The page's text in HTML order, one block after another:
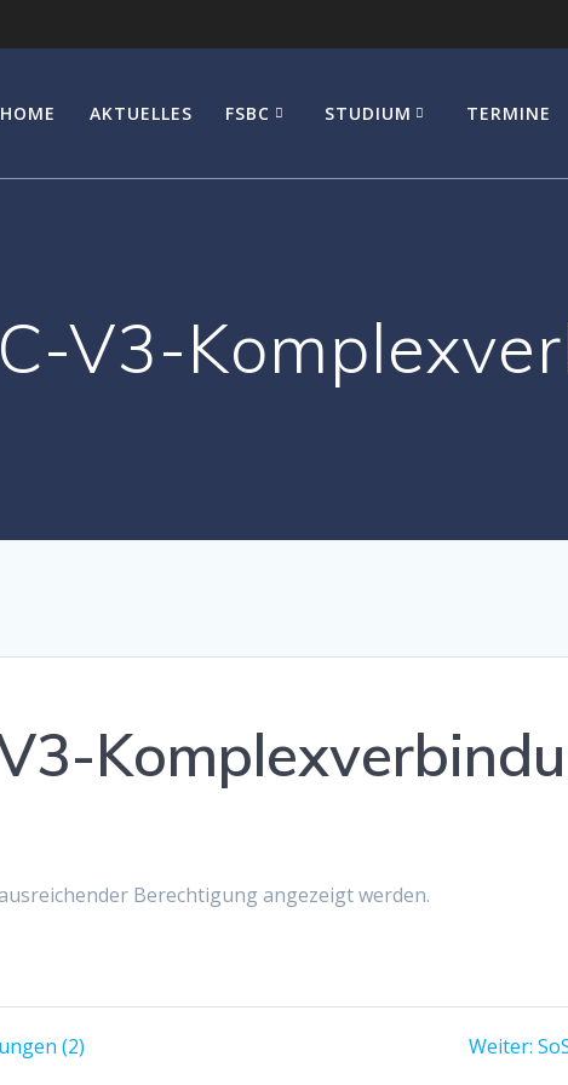
HOME AKTUELLES FSBC STUDIUM TERMINE
V3-
Berechtigung angezeigt werden.
(2) Weiter: